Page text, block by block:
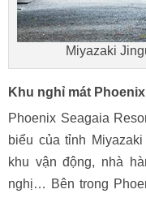
Miyazaki
Khu nghỉ mát
Phoenix Seagaia
biểu của tỉnh
khu vận động, nhà
nghị… Bên trong